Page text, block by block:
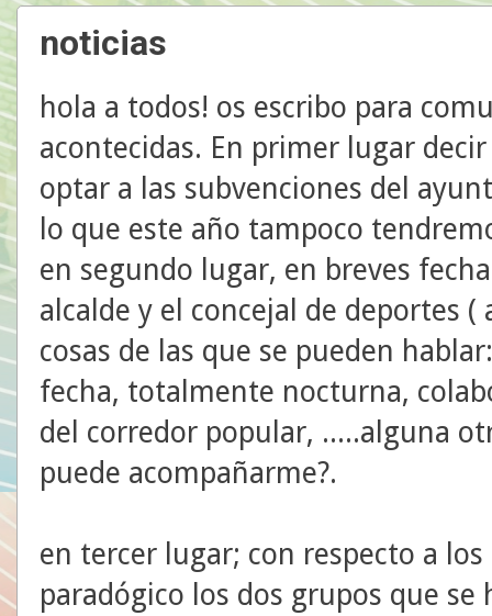
noticias
hola a todos! os escribo para
acontecidas. En primer lugar
optar a las subvenciones del
lo que este año tampoco
en segundo lugar, en breves
alcalde y el concejal de deportes
cosas de las que se pueden
fecha, totalmente nocturna,
del corredor popular, .....alguna
puede acompañarme?.
en tercer lugar; con respecto a
paradógico los dos grupos que